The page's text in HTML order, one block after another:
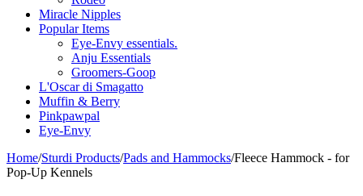
Miracle Nipples
Popular Items
Eye-Envy essentials.
Anju Essentials
Groomers-Goop
L'Oscar di Smagatto
Muffin & Berry
Pinkpawpal
Eye-Envy
Home/Sturdi Products/Pads and Hammocks/Fleece Hammock - for
Pop-Up Kennels